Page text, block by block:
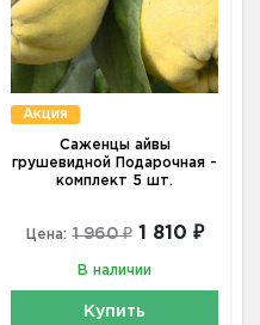
Акция
Саженцы айвы
грушевидной Подарочная -
комплект 5 шт.
Цена: 1 960 ₽ 1 810 ₽
В наличии
Купить